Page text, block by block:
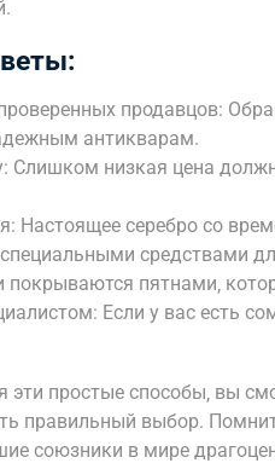
продавцов:
антикварам.
Слишком низкая цена
Настоящее серебро со
средствами
покрываются пятнами‚
Если у вас есть
эти простые способы‚ вы
правильный выбор.
союзники в мире